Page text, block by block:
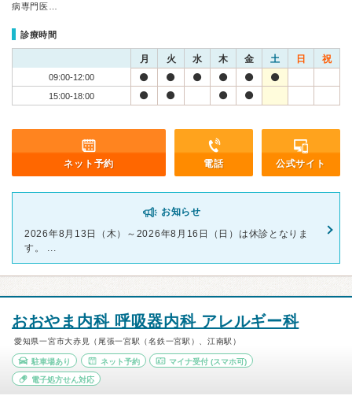
病専門医…
診療時間
月 火 水 木 金 土 日 祝
09:00-12:00
15:00-18:00
ネット予約 電話 公式サイト
お知らせ
2026年8月13日（木）～2026年8月16日（日）は休診となりま
す。 ...
おおやま内科 呼吸器内科 アレルギー科
愛知県一宮市大赤見（尾張一宮駅（名鉄一宮駅）、江南駅）
駐車場あり ネット予約 マイナ受付 (スマホ可)
電子処方せん対応